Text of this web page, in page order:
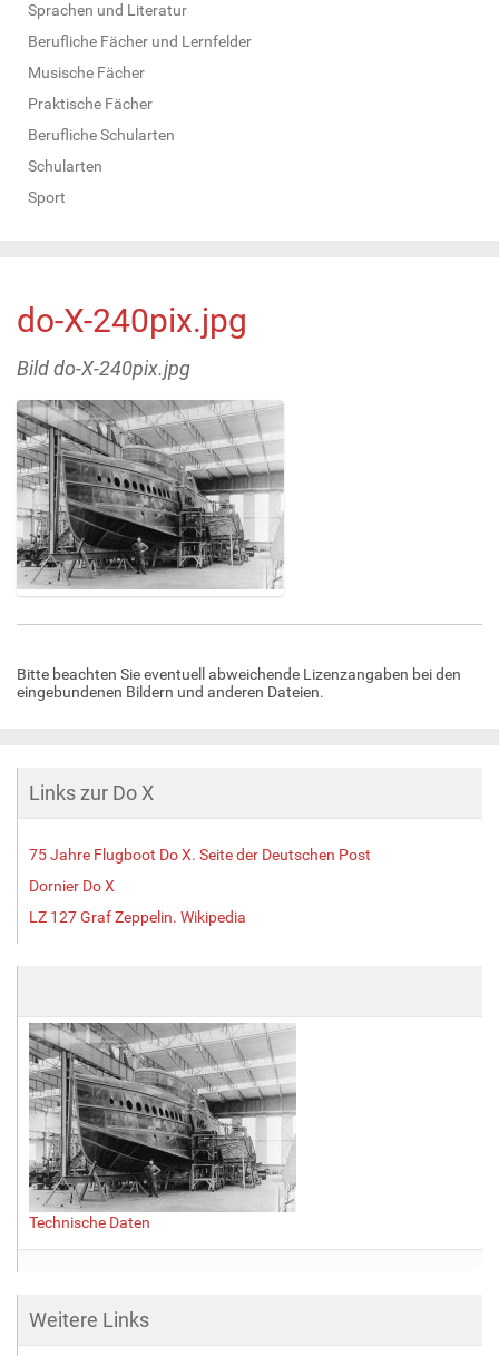
Sprachen und Literatur
Berufliche Fächer und Lernfelder
Musische Fächer
Praktische Fächer
Berufliche Schularten
Schularten
Sport
do-X-240pix.jpg
Bild do-X-240pix.jpg
e
g
e
d
v
l
l
ö
ß
e
…
Bitte beachten Sie eventuell abweichende Lizenzangaben bei den
eingebundenen Bildern und anderen Dateien.
Links zur Do X
75 Jahre Flugboot Do X. Seite der Deutschen Post
Dornier Do X
LZ 127 Graf Zeppelin. Wikipedia
Technische Daten
Weitere Links